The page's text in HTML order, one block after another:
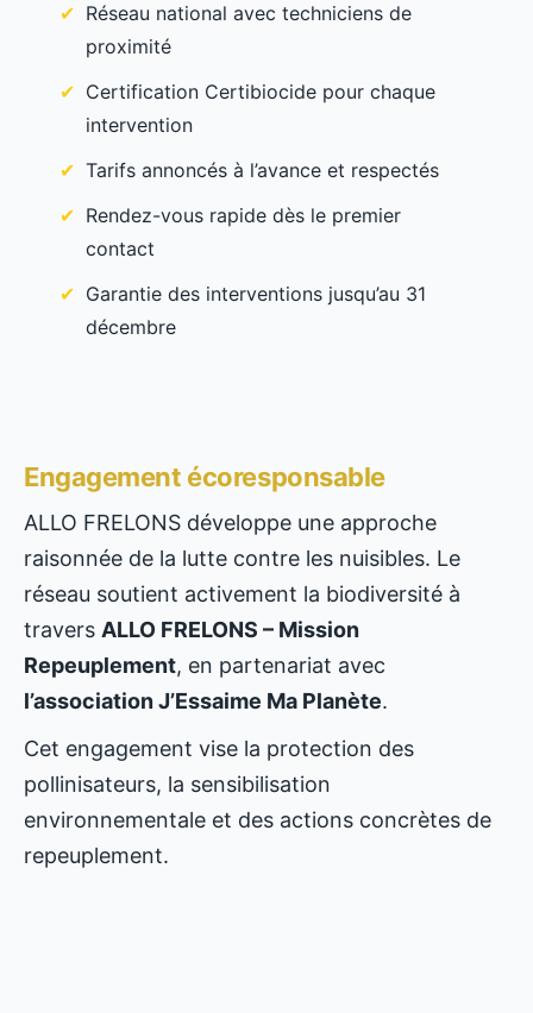
Réseau national avec techniciens de
proximité
Certification Certibiocide pour chaque
intervention
Tarifs annoncés à l’avance et respectés
Rendez-vous rapide dès le premier
contact
Garantie des interventions jusqu’au 31
décembre
Engagement écoresponsable
ALLO FRELONS développe une approche
raisonnée de la lutte contre les nuisibles. Le
réseau soutient activement la biodiversité à
travers ALLO FRELONS – Mission
Repeuplement, en partenariat avec
l’association J’Essaime Ma Planète.
Cet engagement vise la protection des
pollinisateurs, la sensibilisation
environnementale et des actions concrètes de
repeuplement.